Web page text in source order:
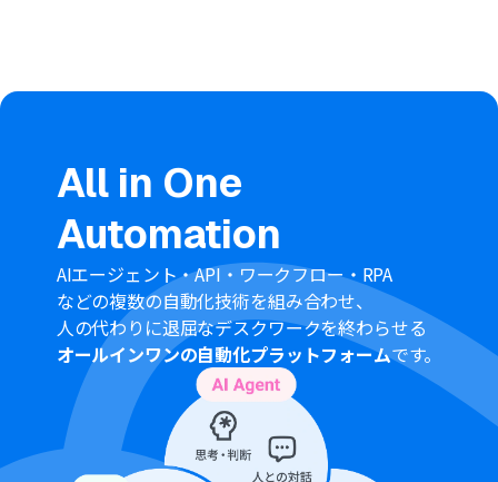
ースのリソース名と、通知するメッセージの内容を任意で
■注意事項
Googleフォーム、Salesforce、Google Chatのそれぞれ
とYoomを連携してください。
トリガーは5分、10分、15分、30分、60分の間隔で起動
間隔を選択できます。
プランによって最短の起動間隔が異なりますので、ご注意
ください。
Salesforceはミニプラン以上でご利用いただけるアプリ
となっております。フリープラン・パーソナルプランの場
合は設定しているフローボットのオペレーションやデー
タコネクトはエラーとなりますので、ご注意ください。
パーソナルプラン・ミニプラン・チームプラン・サクセス
プランなどの有料プランは、2週間の無料トライアルを行
うことが可能です。無料トライアル中には制限対象のアプ
All in One
Automation
AIエージェント・API・ワークフロー・RPA
などの複数の自動化技術を組み合わせ、
人の代わりに退屈なデスクワークを終わらせる
オールインワンの自動化プラットフォームです。